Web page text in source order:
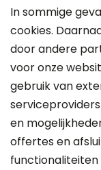
In sommige
cookies.
door andere
voor onze
gebruik van
en
offertes en